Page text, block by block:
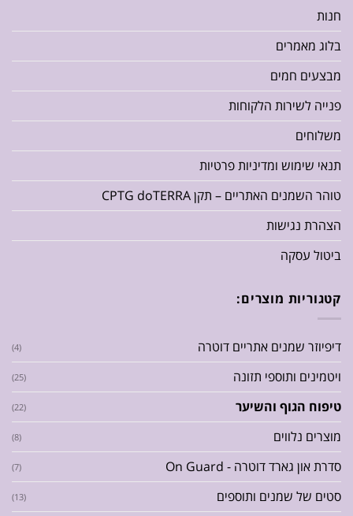
חנות
בלוג מאמרים
מבצעים חמים
פנייה לשירות הלקוחות
משלוחים
תנאי שימוש ומדיניות פרטיות
טוהר השמנים האתריים – תקן CPTG doTERRA
הצהרת נגישות
ביטול עסקה
קטגוריות מוצרים:
דיפיוזר שמנים אתריים דוטרה (4)
ויטמינים ותוספי תזונה (25)
טיפוח הגוף והשיער (22)
מוצרים נלווים (8)
סדרת און גארד דוטרה - On Guard (7)
סטים של שמנים ותוספים (13)